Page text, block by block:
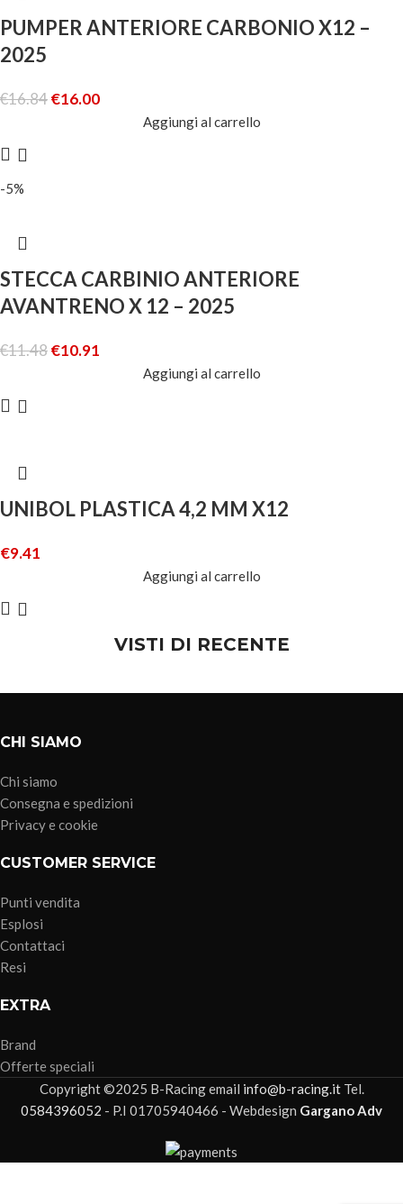
PUMPER ANTERIORE CARBONIO X12 –
2025
€16.84€16.00
Aggiungi al carrello
-5%
STECCA CARBINIO ANTERIORE
AVANTRENO X 12 – 2025
€11.48€10.91
Aggiungi al carrello
UNIBOL PLASTICA 4,2 MM X12
€9.41
Aggiungi al carrello
VISTI DI RECENTE
CHI SIAMO
Chi siamo
Consegna e spedizioni
Privacy e cookie
CUSTOMER SERVICE
Punti vendita
Esplosi
Contattaci
Resi
EXTRA
Brand
Offerte speciali
Copyright ©2025 B-Racing email info@b-racing.itTel.
0584396052 - P.I 01705940466 - Webdesign Gargano Adv